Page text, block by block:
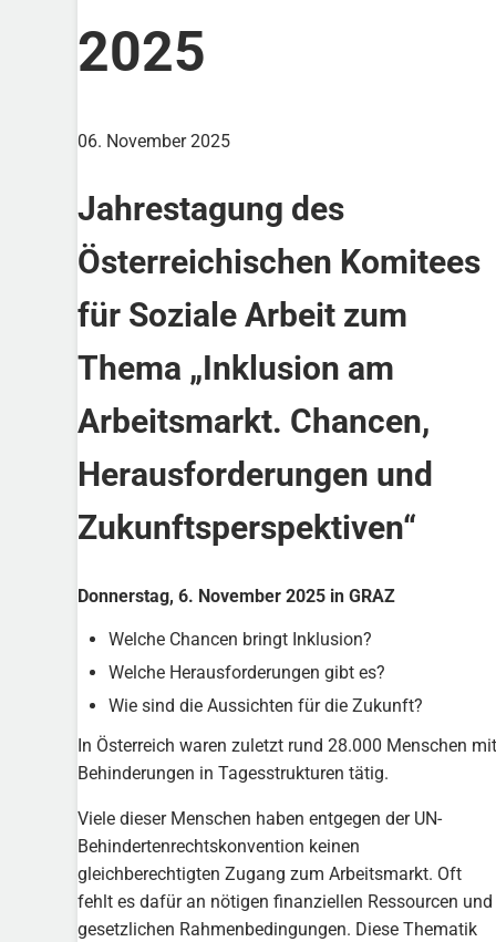
2025
06. November 2025
Jahrestagung des
Österreichischen Komitees
für Soziale Arbeit zum
Thema „Inklusion am
Arbeitsmarkt. Chancen,
Herausforderungen und
Zukunftsperspektiven“
Donnerstag, 6. November 2025 in GRAZ
Welche Chancen bringt Inklusion?
Welche Herausforderungen gibt es?
Wie sind die Aussichten für die Zukunft?
In Österreich waren zuletzt rund 28.000 Menschen mit
Behinderungen in Tagesstrukturen tätig.
Viele dieser Menschen haben entgegen der UN-
Behindertenrechtskonvention keinen
gleichberechtigten Zugang zum Arbeitsmarkt. Oft
fehlt es dafür an nötigen finanziellen Ressourcen und
gesetzlichen Rahmenbedingungen. Diese Thematik